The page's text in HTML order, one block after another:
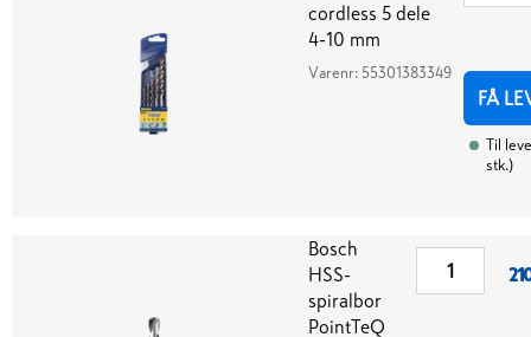
cordless 5 dele
4-10 mm
Varenr: 55301383349
FÅ
Til
stk.)
Bosch
HSS-
spiralbor
PointTeQ